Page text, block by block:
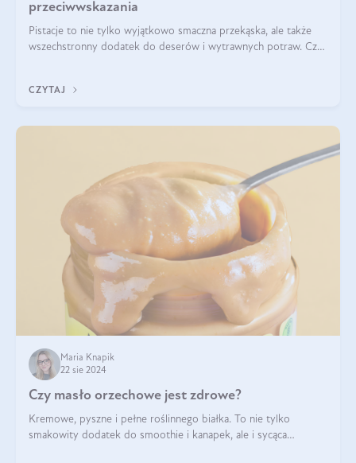
przeciwwskazania
Pistacje to nie tylko wyjątkowo smaczna przekąska, ale także
wszechstronny dodatek do deserów i wytrawnych potraw. Czy
CZYTAJ
Maria Knapik
22 sie 2024
Czy masło orzechowe jest zdrowe?
Kremowe, pyszne i pełne roślinnego białka. To nie tylko
smakowity dodatek do smoothie i kanapek, ale i sycąca